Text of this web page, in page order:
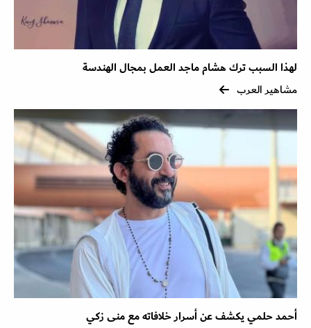
لهذا السبب ترك هشام ماجد العمل بمجال الهندسة
مشاهير العرب
أحمد حلمي يكشف عن أسرار خلافاته مع منى زكي